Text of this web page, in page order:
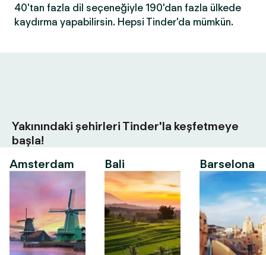
40'tan fazla dil seçeneğiyle 190'dan fazla ülkede
kaydırma yapabilirsin. Hepsi Tinder'da mümkün.
Yakınındaki şehirleri Tinder'la keşfetmeye
başla!
Amsterdam
Bali Barselona